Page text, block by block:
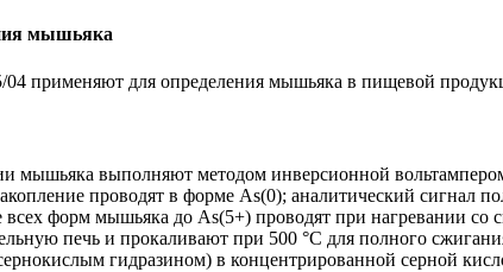
мышьяка
применяют для определения мышьяка в пищевой
мышьяка выполняют методом инверсионной
проводят в форме As(0); аналитический сигнал
всех форм мышьяка до As(5+) проводят при нагревании
печь и прокаливают при 500 °С для полного
гидразином) в концентрированной серной